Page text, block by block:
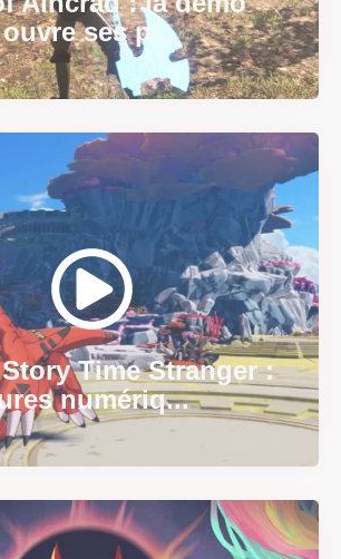
ses p...
Time Stranger :
numériq...